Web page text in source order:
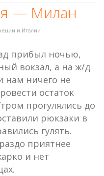
— Милан
и Италии
прибыл ночью,
вокзал, а на ж/д
нам ничего не
остаток
прогулялись до
рюкзаки в
гулять.
приятнее
и нет